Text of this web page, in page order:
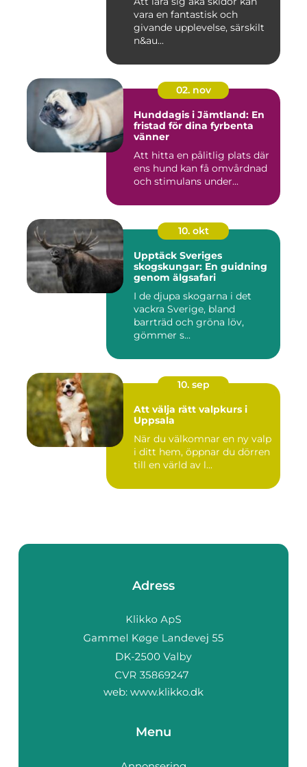
vara en fantastisk och
givande upplevelse, särskilt
n&au...
02. nov
Hunddagis i Jämtland: En
fristad för dina fyrbenta
vänner
Att hitta en pålitlig plats där
ens hund kan få omvårdnad
och stimulans under...
10. okt
Upptäck Sveriges
skogskungar: En guidning
genom älgsafari
I de djupa skogarna i det
vackra Sverige, bland
barrträd och gröna löv,
gömmer s...
10. sep
Att välja rätt valpkurs i
Uppsala
När du välkomnar en ny valp
i ditt hem, öppnar du dörren
till en värld av l...
Adress
web: www.klikko.dk
Menu